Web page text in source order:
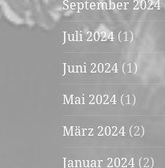
September 2024
Juli 2024 (1)
Juni 2024 (1)
Mai 2024 (1)
März 2024 (2)
Januar 2024 (2)